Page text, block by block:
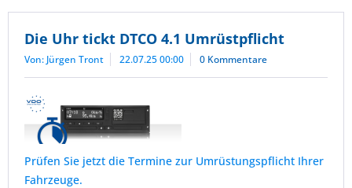
Die Uhr tickt DTCO 4.1 Umrüstpflicht
Von: Jürgen Tront 22.07.25 00:00 0 Kommentare
Prüfen Sie jetzt die Termine zur Umrüstungspflicht Ihrer
Fahrzeuge.